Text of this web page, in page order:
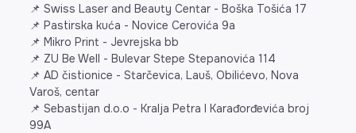
📌 Swiss Laser and Beauty Centar - Boška Tošića 17
📌 Pastirska kuća - Novice Cerovića 9a
📌 Mikro Print - Jevrejska bb
📌 ZU Be Well - Bulevar Stepe Stepanovića 114
📌 AD čistionice - Starčevica, Lauš, Obilićevo, Nova
Varoš, centar
📌 Sebastijan d.o.o - Kralja Petra I Karađorđevića broj
99A